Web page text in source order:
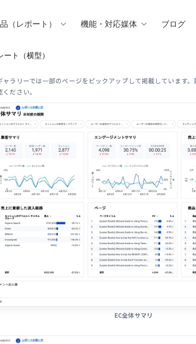
（レポート） 機能・対応媒体 ブログ
ト（横型）
ラリーでは一部のページをピックアップして掲載しています
ください。
EC全体サマリ